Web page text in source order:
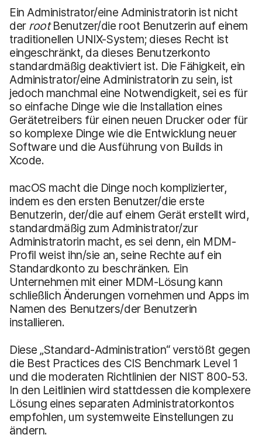
Ein Administrator/eine Administratorin ist nicht
der rootBenutzer/die root Benutzerin auf einem
traditionellen UNIX-System; dieses Recht ist
eingeschränkt, da dieses Benutzerkonto
standardmäßig deaktiviert ist. Die Fähigkeit, ein
Administrator/eine Administratorin zu sein, ist
jedoch manchmal eine Notwendigkeit, sei es für
so einfache Dinge wie die Installation eines
Gerätetreibers für einen neuen Drucker oder für
so komplexe Dinge wie die Entwicklung neuer
Software und die Ausführung von Builds in
Xcode.
macOS macht die Dinge noch komplizierter,
indem es den ersten Benutzer/die erste
Benutzerin, der/die auf einem Gerät erstellt wird,
standardmäßig zum Administrator/zur
Administratorin macht, es sei denn, ein MDM-
Profil weist ihn/sie an, seine Rechte auf ein
Standardkonto zu beschränken. Ein
Unternehmen mit einer MDM-Lösung kann
schließlich Änderungen vornehmen und Apps im
Namen des Benutzers/der Benutzerin
installieren.
Diese „Standard-Administration“ verstößt gegen
die Best Practices des CIS Benchmark Level 1
und die moderaten Richtlinien der NIST 800-53.
In den Leitlinien wird stattdessen die komplexere
Lösung eines separaten Administratorkontos
empfohlen, um systemweite Einstellungen zu
ändern.